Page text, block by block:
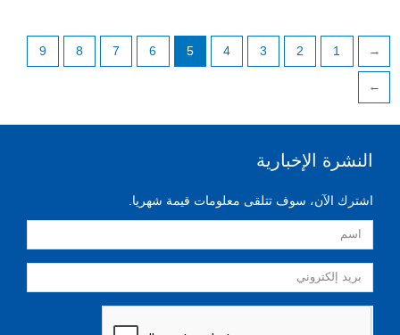
←
1
2
3
4
5
6
7
8
9
→
النشرة الإخبارية
اشترك الآن، سوف تتلقى معلومات قيمة شهريا.